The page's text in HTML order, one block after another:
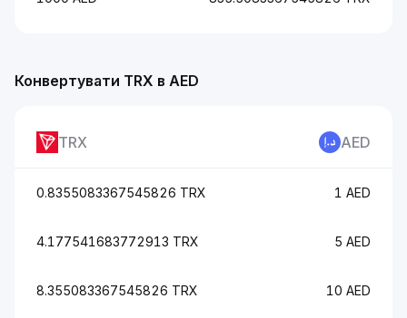
Конвертувати TRX в AED
TRX AED
0.8355083367545826 TRX 1 AED
4.177541683772913 TRX 5 AED
8.355083367545826 TRX 10 AED